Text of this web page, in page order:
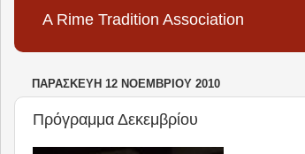
A Rime Tradition Association
ΠΑΡΑΣΚΕΥΉ 12 ΝΟΕΜΒΡΊΟΥ 2010
Πρόγραμμα Δεκεμβρίου